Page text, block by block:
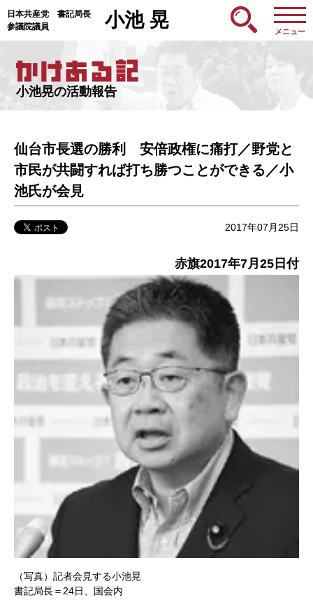
日本共産党 書記局長
参議院議員
小池 晃
メニュー
小池晃の活動報告
仙台市長選の勝利 安倍政権に痛打／野党と
市民が共闘すれば打ち勝つことができる／小
池氏が会見
2017年07月25日
赤旗2017年7月25日付
（写真）記者会見する小池晃
書記局長＝24日、国会内